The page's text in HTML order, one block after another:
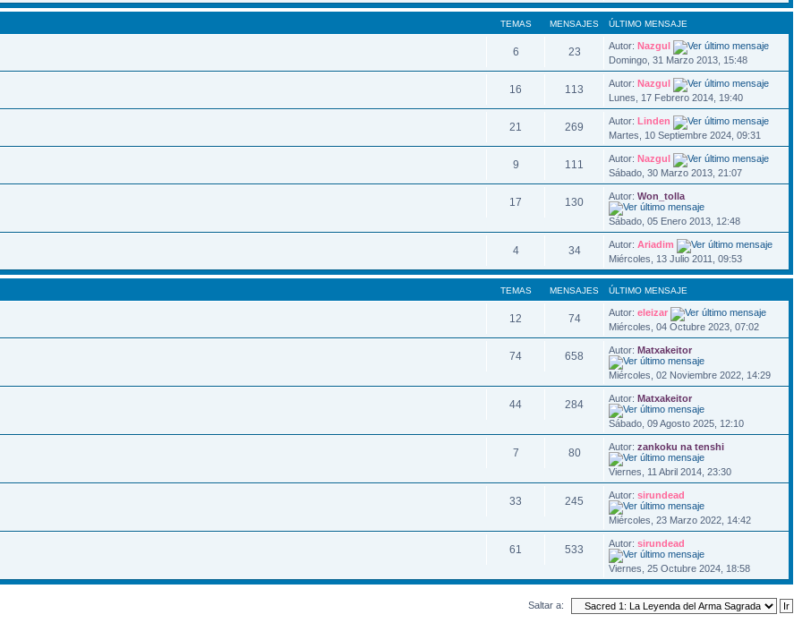
TEMAS MENSAJES ÚLTIMO MENSAJE
6 23 Autor:Nazgul
Domingo, 31 Marzo 2013, 15:48
16 113 Autor:Nazgul
Lunes, 17 Febrero 2014, 19:40
21 269 Autor:Linden
Martes, 10 Septiembre 2024, 09:31
9 111 Autor:Nazgul
Sábado, 30 Marzo 2013, 21:07
17 130 Autor:Won_tolla
Sábado, 05 Enero 2013, 12:48
4 34 Autor:Ariadim
Miércoles, 13 Julio 2011, 09:53
TEMAS MENSAJES ÚLTIMO MENSAJE
12 74 Autor:eleizar
Miércoles, 04 Octubre 2023, 07:02
74 658 Autor:Matxakeitor
Miércoles, 02 Noviembre 2022, 14:29
44 284 Autor:Matxakeitor
Sábado, 09 Agosto 2025, 12:10
7 80 Autor:zankoku na tenshi
Viernes, 11 Abril 2014, 23:30
33 245 Autor:sirundead
Miércoles, 23 Marzo 2022, 14:42
61 533 Autor:sirundead
Viernes, 25 Octubre 2024, 18:58
Saltar a: